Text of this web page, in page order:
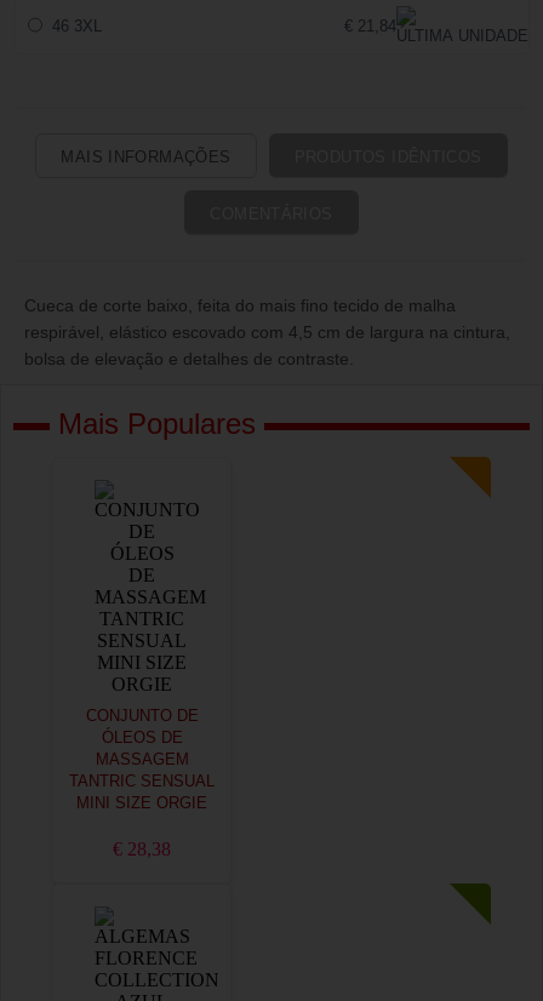
46 3XL € 21,84
MAIS INFORMAÇÕES
Cueca de corte baixo, feita do mais fino tecido de malha
respirável, elástico escovado com 4,5 cm de largura na cintura,
bolsa de elevação e detalhes de contraste.
Mais Populares
CONJUNTO DE
ÓLEOS DE
MASSAGEM
TANTRIC SENSUAL
MINI SIZE ORGIE
€ 28,38